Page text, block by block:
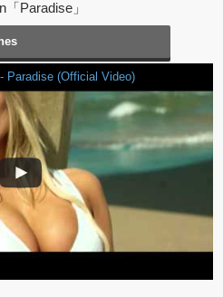
Paradise」
Paradise (Official Video)